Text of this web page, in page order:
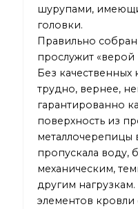
шурупами,
головки.
Правильно
прослужит
Без
трудно, вернее,
гарантированно
поверхность из
металлочерепицы
пропускала воду,
механическим,
другим
элементов